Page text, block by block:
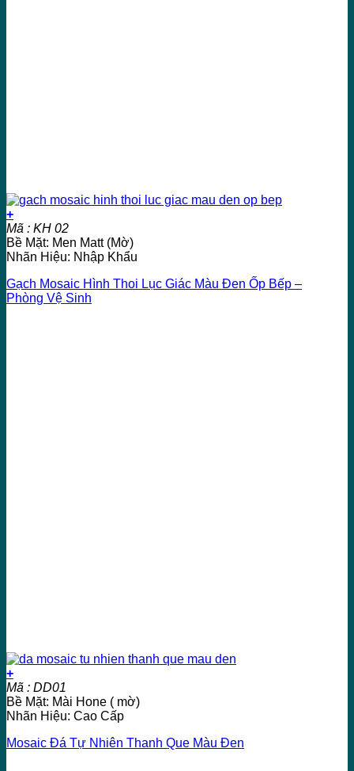
+
Mã : KH 02
Bề Mặt: Men Matt (Mờ)
Nhãn Hiệu: Nhập Khẩu
Gạch Mosaic Hình Thoi Lục Giác Màu Đen Ốp Bếp –
Phòng Vệ Sinh
+
Mã : DD01
Bề Mặt: Mài Hone ( mờ)
Nhãn Hiệu: Cao Cấp
Mosaic Đá Tự Nhiên Thanh Que Màu Đen